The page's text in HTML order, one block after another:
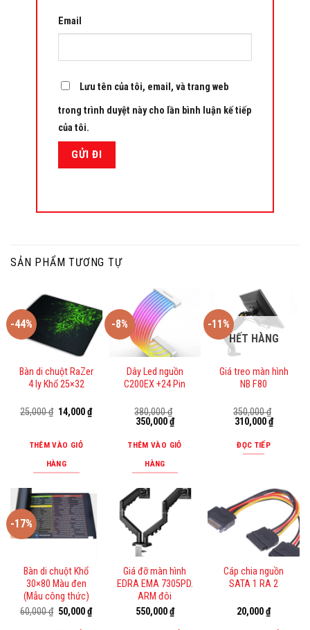
Email
Lưu tên của tôi, email, và trang web
trong trình duyệt này cho lần bình luận kế tiếp
của tôi.
SẢN PHẨM TƯƠNG TỰ
-44%
Bàn di chuột RaZer
4 ly Khổ 25×32
25,000₫ Giá
gốc
25,000 ₫.
14,000₫Giá
hiện
THÊM VÀO GIỎ
HÀNG
-8%
Dây Led nguồn
C200EX +24 Pin
380,000₫
Giá
là:
380,000 ₫.
350,000₫Giá
hiện
tại
là:
THÊM VÀO GIỎ
HÀNG
-11%
HẾT HÀNG
Giá treo màn hình
NB F80
350,000₫
Giá
là:
350,000 ₫.
310,000₫Giá
hiện
ĐỌC TIẾP
-17%
Bàn di chuột Khổ
30×80 Màu đen
(Mẫu công thức)
60,000₫ Giá
gốc
50,000₫Giá
hiện
Giá đỡ màn hình
EDRA EMA 7305PD.
ARM đôi
550,000₫
Cáp chia nguồn
SATA 1 RA 2
20,000₫